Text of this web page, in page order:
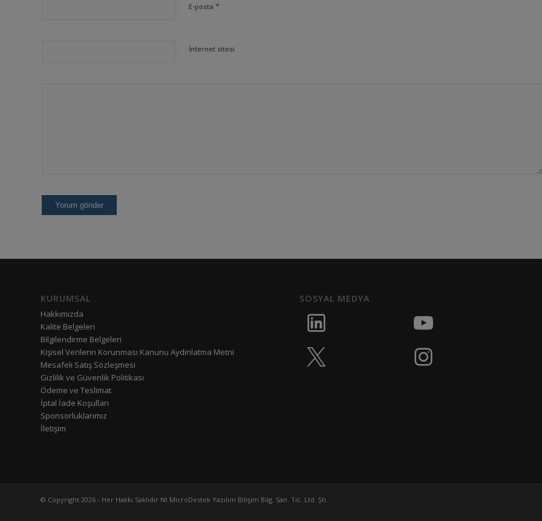
E-posta *
İnternet sitesi
KURUMSAL
Hakkımızda
Kalite Belgeleri
Bilgilendirme Belgeleri
Kişisel Verilerin Korunması Kanunu Aydınlatma Metni
Mesafeli Satış Sözleşmesi
Gizlilik ve Güvenlik Politikası
Ödeme ve Teslimat
İptal İade Koşulları
Sponsorluklarımız
İletişim
SOSYAL MEDYA
© Copyright 2026 - Her Hakkı Saklıdır Nt MicroDestek Yazılım Bilişim Bilg. San. Tic. Ltd. Şti.